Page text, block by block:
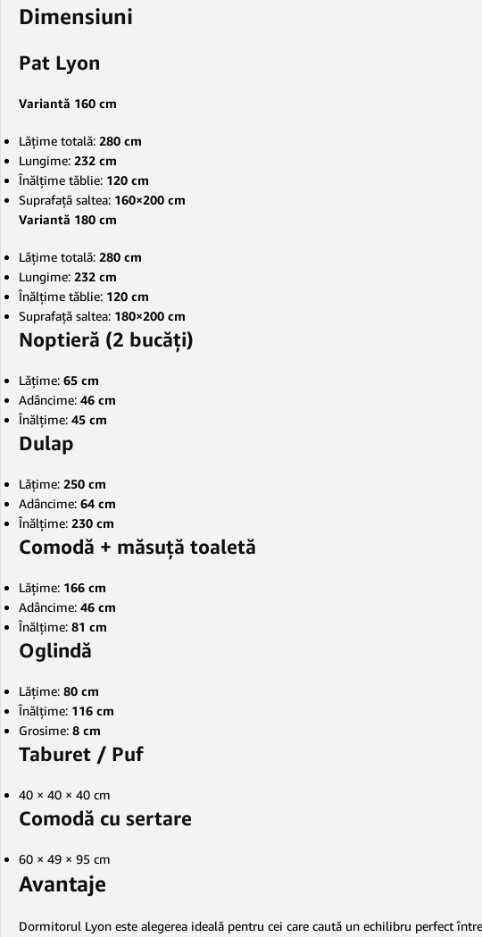
Dimensiuni
Pat Lyon
Variantă 160 cm
Lățime totală: 280 cm
Lungime: 232 cm
Înălțime tăblie: 120 cm
Suprafață saltea: 160×200 cm
Variantă 180 cm
Lățime totală: 280 cm
Lungime: 232 cm
Înălțime tăblie: 120 cm
Suprafață saltea: 180×200 cm
Noptieră (2 bucăți)
Lățime: 65 cm
Adâncime: 46 cm
Înălțime: 45 cm
Dulap
Lățime: 250 cm
Adâncime: 64 cm
Înălțime: 230 cm
Comodă + măsuță toaletă
Lățime: 166 cm
Adâncime: 46 cm
Înălțime: 81 cm
Oglindă
Lățime: 80 cm
Înălțime: 116 cm
Grosime: 8 cm
Taburet / Puf
40 × 40 × 40 cm
Comodă cu sertare
60 × 49 × 95 cm
Avantaje
Dormitorul Lyon este alegerea ideală pentru cei care caută un echilibru perfect